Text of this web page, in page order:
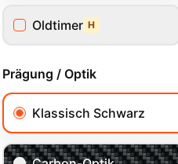
Oldtimer H
Prägung / Optik
Klassisch Schwarz